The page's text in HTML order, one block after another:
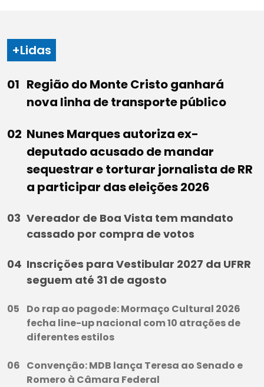
+Lidas
Região do Monte Cristo ganhará
nova linha de transporte público
Nunes Marques autoriza ex-
deputado acusado de mandar
sequestrar e torturar jornalista de RR
a participar das eleições 2026
Vereador de Boa Vista tem mandato
cassado por compra de votos
Inscrições para Vestibular 2027 da UFRR
seguem até 31 de agosto
Do rap ao pagode: Mormaço Cultural 2026
fecha line-up nacional com 10 atrações de
diferentes estilos
Convenção: MDB lança Teresa ao Senado e
Romero à Câmara Federal